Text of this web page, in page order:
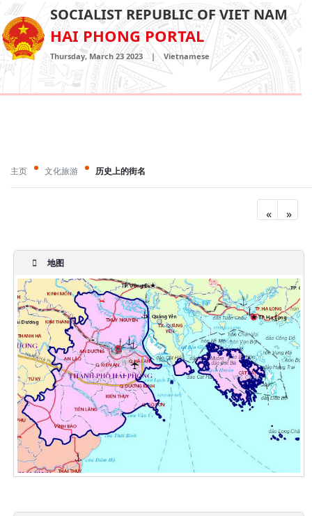
SOCIALIST REPUBLIC OF VIET NAM
HAI PHONG PORTAL
Thursday, March 23 2023 | Vietnamese
主页 文化旅游 历史上的街名
« »
地图